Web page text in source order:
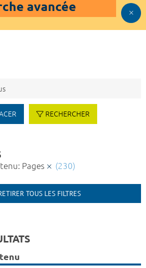
avancée
RECHERCHER
Pages (230)
TOUS LES FILTRES